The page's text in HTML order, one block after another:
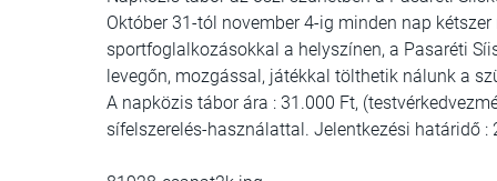
Október 31-tól november 4-ig minden nap
sportfoglalkozásokkal a helyszínen, a Pasaréti
levegőn, mozgással, játékkal tölthetik nálunk a
A napközis tábor ára : 31.000 Ft,
sífelszerelés-használattal. Jelentkezési határidő